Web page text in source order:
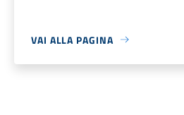
VAI ALLA PAGINA